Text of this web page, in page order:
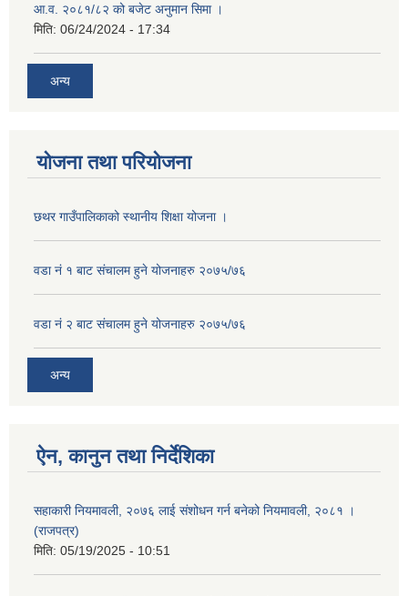
आ.व. २०८१/८२ को बजेट अनुमान सिमा ।
मिति: 06/24/2024 - 17:34
अन्य
योजना तथा परियोजना
छथर गाउँपालिकाको स्थानीय शिक्षा योजना ।
वडा नं १ बाट संचालम हुने योजनाहरु २०७५/७६
वडा नं २ बाट संचालम हुने योजनाहरु २०७५/७६
अन्य
ऐन, कानुन तथा निर्देशिका
सहाकारी नियमावली, २०७६ लाई संशोधन गर्न बनेको नियमावली, २०८१ ।
(राजपत्र)
मिति: 05/19/2025 - 10:51